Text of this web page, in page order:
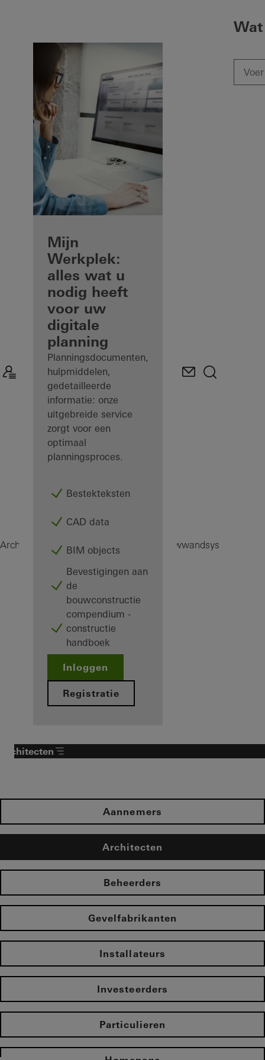
Voordelen voor
u als
geregistreerd
architect
Ontdek
Mijn
Werkplek
Mijn
Werkplek:
alles wat u
nodig heeft
voor uw
digitale
planning
Planningsdocumenten,
hulpmiddelen,
gedetailleerde
informatie: onze
uitgebreide service
zorgt voor een
optimaal
planningsproces.
Bestekteksten
CAD data
BIM objects
Bevestigingen aan
de
bouwconstructie
compendium -
constructie
handboek
Inloggen
Registratie
Architecten Producten Schuifdeur- en vouwwandsystemen
Architecten
Aannemers
Architecten
Beheerders
Gevelfabrikanten
Installateurs
Investeerders
Particulieren